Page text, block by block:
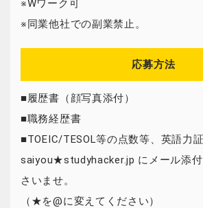
※Wワーク可
※同業他社での副業禁止。
応募方法
■履歴書（顔写真添付）
■職務経歴書
■TOEIC/TESOL等の点数等、英語力
saiyou★studyhacker.jp にメール添
さいませ。
（★を@に変えてください）